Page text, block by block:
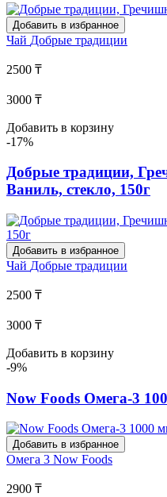
Добавить в избранное
Чай Добрые традиции
2500 ₸
3000 ₸
Добавить в корзину
-17%
Добрые традиции,
Ваниль, стекло, 150г
Добавить в избранное
Чай Добрые традиции
2500 ₸
3000 ₸
Добавить в корзину
-9%
Now Foods Омега-3
Добавить в избранное
Омега 3 Now Foods
2900 ₸